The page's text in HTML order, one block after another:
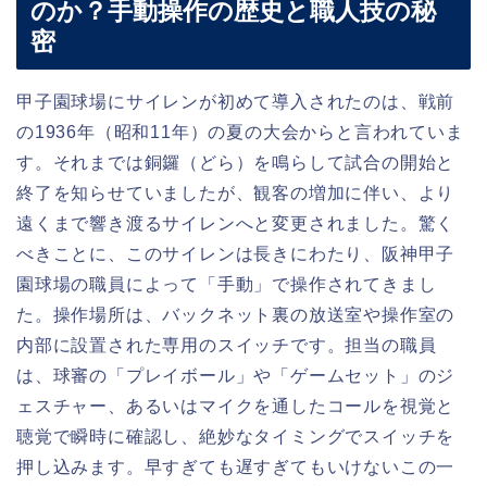
のか？手動操作の歴史と職人技の秘
密
甲子園球場にサイレンが初めて導入されたのは、戦前
の1936年（昭和11年）の夏の大会からと言われていま
す。それまでは銅鑼（どら）を鳴らして試合の開始と
終了を知らせていましたが、観客の増加に伴い、より
遠くまで響き渡るサイレンへと変更されました。驚く
べきことに、このサイレンは長きにわたり、阪神甲子
園球場の職員によって「手動」で操作されてきまし
た。操作場所は、バックネット裏の放送室や操作室の
内部に設置された専用のスイッチです。担当の職員
は、球審の「プレイボール」や「ゲームセット」のジ
ェスチャー、あるいはマイクを通したコールを視覚と
聴覚で瞬時に確認し、絶妙なタイミングでスイッチを
押し込みます。早すぎても遅すぎてもいけないこの一